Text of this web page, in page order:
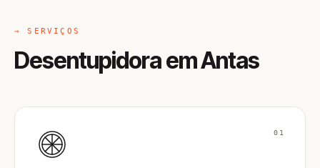
→ SERVIÇOS
Desentupidora em Antas
01